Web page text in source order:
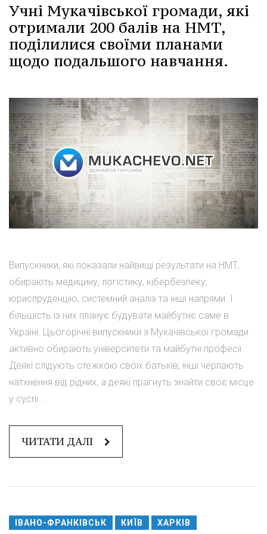
Учні Мукачівської громади, які
отримали 200 балів на НМТ,
поділилися своїми планами
щодо подальшого навчання.
Випускники, які показали найвищі результати на НМТ,
обирають медицину, логістику, кібербезпеку,
юриспруденцію, системний аналіз та інші напрями. І
більшість із них планує будувати майбутнє саме в
Україні. Цьогорічні випускники з Мукачівської громади
активно обирають університети та майбутні професії.
Деякі слідують стежкою своїх батьків, інші черпають
натхнення від рідних, а деякі прагнуть знайти своє місце
у суспі...
ЧИТАТИ ДАЛІ
ІВАНО-ФРАНКІВСЬК КИЇВ ХАРКІВ